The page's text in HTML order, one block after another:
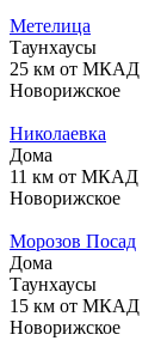
Метелица
Таунхаусы
25 км от МКАД
Новорижское
Николаевка
Дома
11 км от МКАД
Новорижское
Морозов Посад
Дома
Таунхаусы
15 км от МКАД
Новорижское